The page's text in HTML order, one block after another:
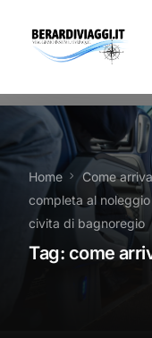
Home
Come
completa al
civita di bagnoregio
Tag: come